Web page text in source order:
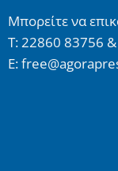
Μπορείτε να
Τ: 22860 83756
E: